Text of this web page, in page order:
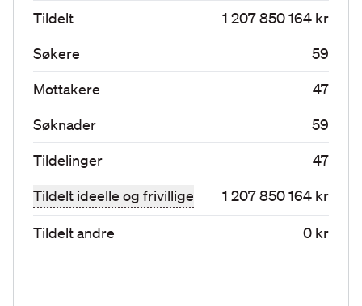
Tildelt
1 207 850 164 kr
Søkere
59
Mottakere
47
Søknader
59
Tildelinger
47
Tildelt ideelle og frivillige
1 207 850 164 kr
Tildelt andre 0 kr